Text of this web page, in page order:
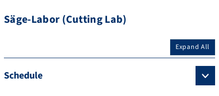
Säge-Labor (Cutting Lab)
Expand All
Schedule